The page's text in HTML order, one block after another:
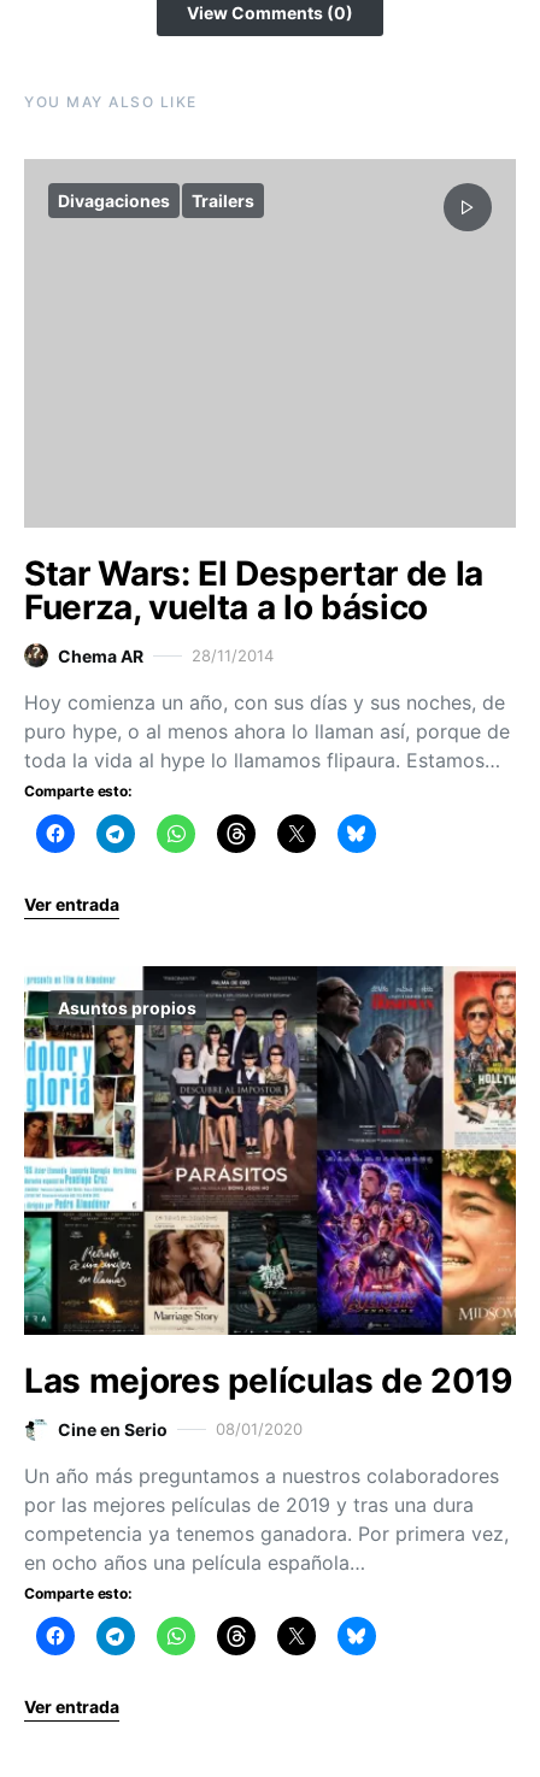
View Comments (0)
YOU MAY ALSO LIKE
Divagaciones Trailers
Star Wars: El Despertar de la
Fuerza, vuelta a lo básico
Chema AR 28/11/2014
Hoy comienza un año, con sus días y sus noches, de
puro hype, o al menos ahora lo llaman así, porque de
toda la vida al hype lo llamamos flipaura. Estamos…
Comparte esto:
Ver entrada
Asuntos propios
Las mejores películas de 2019
Cine en Serio 08/01/2020
Un año más preguntamos a nuestros colaboradores
por las mejores películas de 2019 y tras una dura
competencia ya tenemos ganadora. Por primera vez,
en ocho años una película española…
Comparte esto:
Ver entrada